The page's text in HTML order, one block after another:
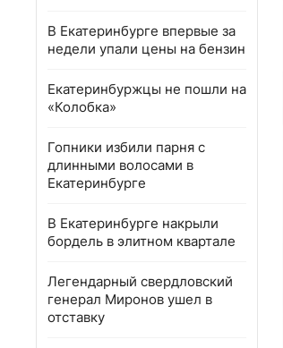
В Екатеринбурге впервые за
недели упали цены на бензин
Екатеринбуржцы не пошли на
«Колобка»
Гопники избили парня с
длинными волосами в
Екатеринбурге
В Екатеринбурге накрыли
бордель в элитном квартале
Легендарный свердловский
генерал Миронов ушел в
отставку